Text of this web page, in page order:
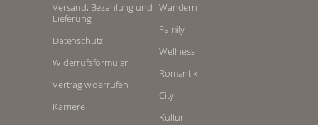
Versand, Bezahlung und
Lieferung
Datenschutz
Widerrufsformular
Vertrag widerrufen
Karriere
Wandern
Family
Wellness
Romantik
City
Kultur